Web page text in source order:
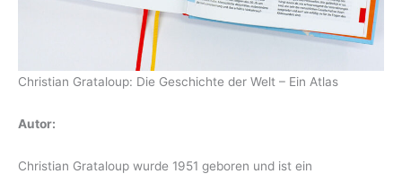
Christian Grataloup: Die Geschichte der Welt – Ein Atlas
Autor:
Christian Grataloup wurde 1951 geboren und ist ein